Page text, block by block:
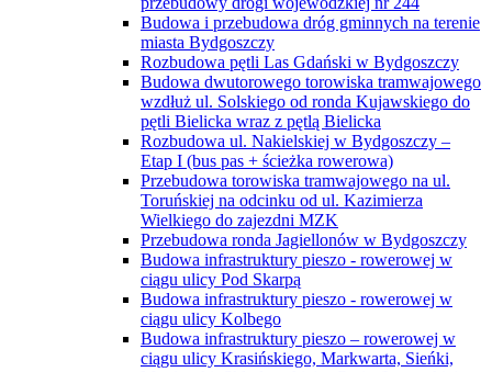
Budowa i przebudowa dróg gminnych na terenie
miasta Bydgoszczy
Rozbudowa pętli Las Gdański w Bydgoszczy
Budowa dwutorowego torowiska tramwajowego
wzdłuż ul. Solskiego od ronda Kujawskiego do
pętli Bielicka wraz z pętlą Bielicka
Rozbudowa ul. Nakielskiej w Bydgoszczy –
Etap I (bus pas + ścieżka rowerowa)
Przebudowa torowiska tramwajowego na ul.
Toruńskiej na odcinku od ul. Kazimierza
Wielkiego do zajezdni MZK
Przebudowa ronda Jagiellonów w Bydgoszczy
Budowa infrastruktury pieszo - rowerowej w
ciągu ulicy Pod Skarpą
Budowa infrastruktury pieszo - rowerowej w
ciągu ulicy Kolbego
Budowa infrastruktury pieszo – rowerowej w
ciągu ulicy Krasińskiego, Markwarta, Sieńki,